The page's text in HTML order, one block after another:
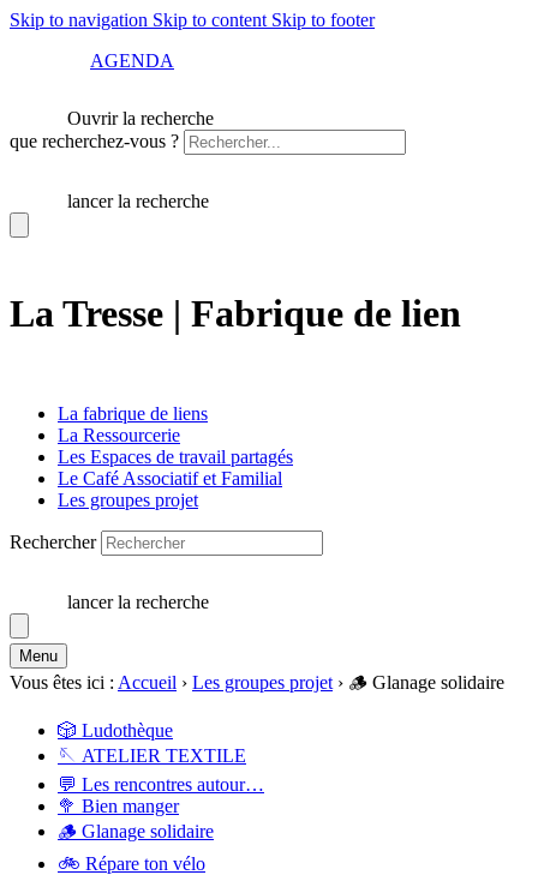
Skip to navigation Skip to content Skip to footer
AGENDA
Ouvrir la recherche
que recherchez-vous ?
lancer la recherche
La Tresse | Fabrique de lien
La fabrique de liens
La Ressourcerie
Les Espaces de travail partagés
Le Café Associatif et Familial
Les groupes projet
Rechercher
lancer la recherche
Menu
Vous êtes ici : Accueil › Les groupes projet › 🪵 Glanage solidaire
🎲 Ludothèque
🪡 ATELIER TEXTILE
💬 Les rencontres autour…
🥦 Bien manger
🪵 Glanage solidaire
🚲 Répare ton vélo